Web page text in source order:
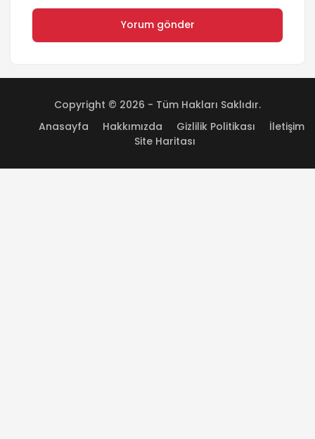
Copyright © 2026 - Tüm Hakları Saklıdır.
Anasayfa
Hakkımızda Gizlilik Politikası
İletişim
Site Haritası